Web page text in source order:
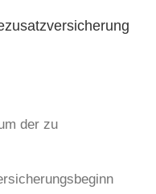
der zu